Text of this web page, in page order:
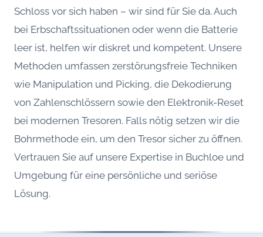
Schloss vor sich haben – wir sind für Sie da. Auch
bei Erbschaftssituationen oder wenn die Batterie
leer ist, helfen wir diskret und kompetent. Unsere
Methoden umfassen zerstörungsfreie Techniken
wie Manipulation und Picking, die Dekodierung
von Zahlenschlössern sowie den Elektronik-Reset
bei modernen Tresoren. Falls nötig setzen wir die
Bohrmethode ein, um den Tresor sicher zu öffnen.
Vertrauen Sie auf unsere Expertise in Buchloe und
Umgebung für eine persönliche und seriöse
Lösung.